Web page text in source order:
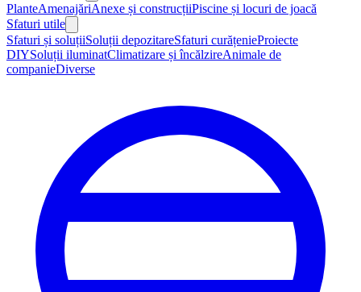
PlanteAmenajăriAnexe și construcțiiPiscine și locuri de joacă
Sfaturi utile
Sfaturi și soluțiiSoluții depozitareSfaturi curățenieProiecte
DIYSoluții iluminatClimatizare și încălzireAnimale de
companieDiverse